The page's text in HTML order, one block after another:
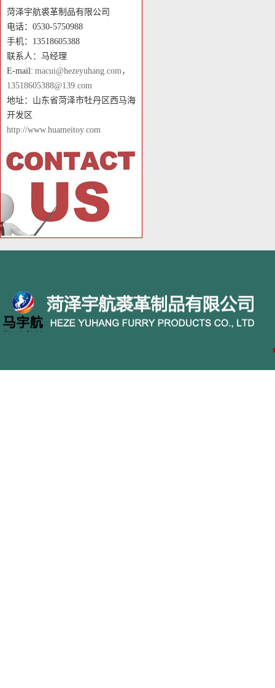
菏泽宇航裘革制品有限公司
电话：0530-5750988
手机：13518605388
联系人：马经理
E-mail: macui@hezeyuhang.com，
13518605388@139.com
地址：山东省菏泽市牡丹区西马海
开发区
http://www.huameitoy.com